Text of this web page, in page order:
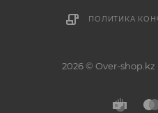
ПОЛИТИКА
2026 © Over-